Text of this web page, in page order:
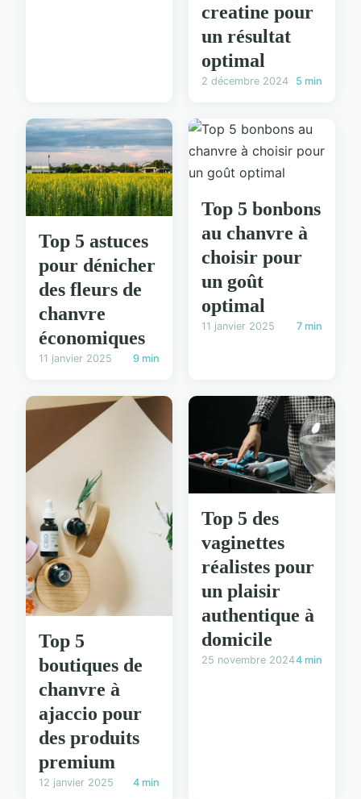
creatine pour
un résultat
optimal
2 décembre 2024 5 min
Top 5 astuces
pour dénicher
des fleurs de
chanvre
économiques
11 janvier 2025 9 min
Top 5 bonbons
au chanvre à
choisir pour
un goût
optimal
11 janvier 2025 7 min
Top 5
boutiques de
chanvre à
ajaccio pour
des produits
premium
12 janvier 2025 4 min
Top 5 des
vaginettes
réalistes pour
un plaisir
authentique à
domicile
25 novembre 20244 min